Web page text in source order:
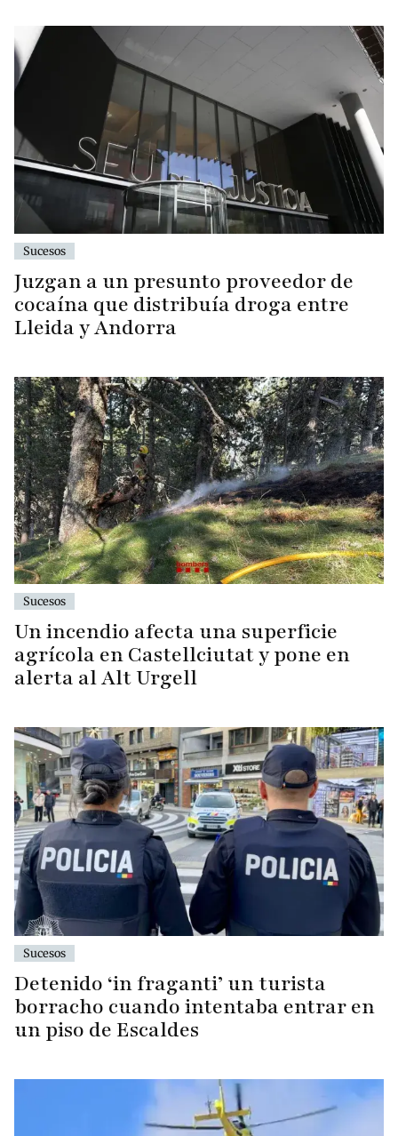
Sucesos
Juzgan a un presunto proveedor de
cocaína que distribuía droga entre
Lleida y Andorra
Sucesos
Un incendio afecta una superficie
agrícola en Castellciutat y pone en
alerta al Alt Urgell
Sucesos
Detenido ‘in fraganti’ un turista
borracho cuando intentaba entrar en
un piso de Escaldes